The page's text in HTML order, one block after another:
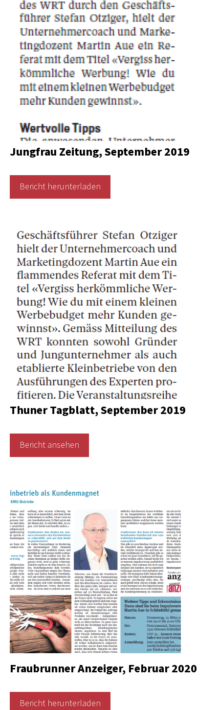
Jungfrau Zeitung, September 2019
Bericht herunterladen
Thuner Tagblatt, September 2019
Bericht ansehen
Fraubrunner Anzeiger, Februar 2020
Bericht herunterladen